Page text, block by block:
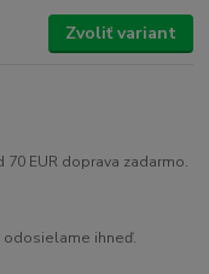
Zvoliť variant
70 EUR doprava zadarmo.
odosielame ihneď.